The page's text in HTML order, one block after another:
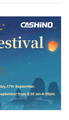
ที่สุด เป็นไปได้